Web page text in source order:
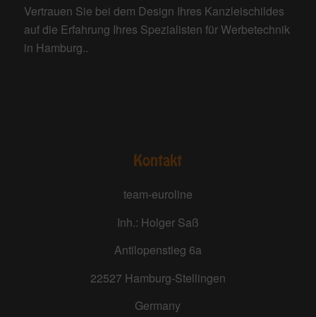
Vertrauen Sie bei dem Design Ihres Kanzleischildes
auf die Erfahrung Ihres Spezialisten für Werbetechnik
in Hamburg..
Kontakt
team-euroline
Inh.: Holger Saß
Antilopenstieg 6a
22527 Hamburg-Stellingen
Germany